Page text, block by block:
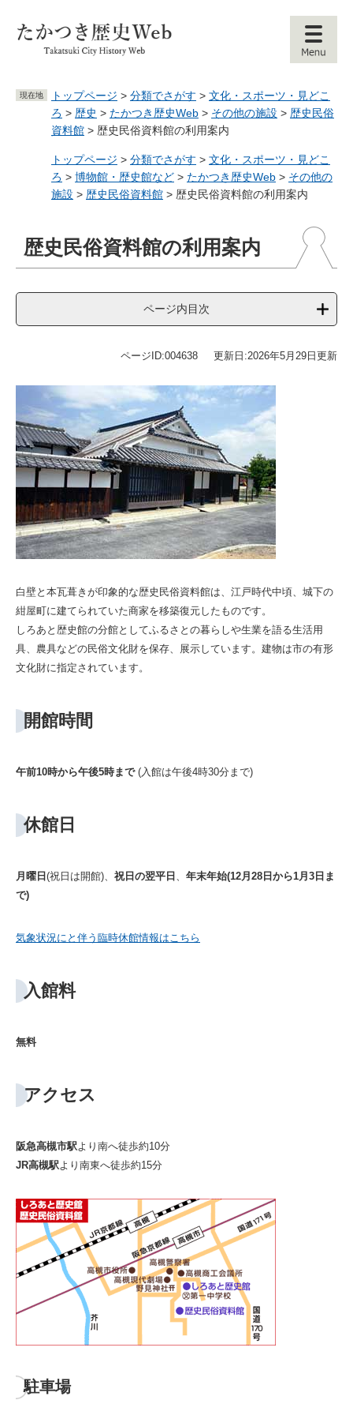
現在地 トップページ > 分類でさがす > 文化・スポーツ・見どこ
ろ > 歴史 > たかつき歴史Web > その他の施設 > 歴史民俗
資料館 > 歴史民俗資料館の利用案内
トップページ > 分類でさがす > 文化・スポーツ・見どこ
ろ > 博物館・歴史館など > たかつき歴史Web > その他の
施設 > 歴史民俗資料館 > 歴史民俗資料館の利用案内
文歴史民俗資料館の利用案内
ページ内目次
ページID:004638 更新日:2026年5月29日更新
白壁と本瓦葺きが印象的な歴史民俗資料館は、江戸時代中頃、城下の
紺屋町に建てられていた商家を移築復元したものです。
しろあと歴史館の分館としてふるさとの暮らしや生業を語る生活用
具、農具などの民俗文化財を保存、展示しています。建物は市の有形
文化財に指定されています。
開館時間
午前10時から午後5時まで (入館は午後4時30分まで)
休館日
月曜日 (祝日は開館)、 祝日の翌平日 、 年末年始(12月28日から1月3日ま
で)
気象状況にと伴う臨時休館情報はこちら
入館料
無料
アクセス
阪急高槻市駅より南へ徒歩約10分
JR高槻駅より南東へ徒歩約15分
駐車場